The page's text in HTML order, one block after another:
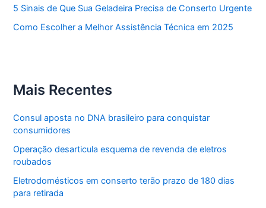
5 Sinais de Que Sua Geladeira Precisa de Conserto Urgente
Como Escolher a Melhor Assistência Técnica em 2025
Mais Recentes
Consul aposta no DNA brasileiro para conquistar
consumidores
Operação desarticula esquema de revenda de eletros
roubados
Eletrodomésticos em conserto terão prazo de 180 dias
para retirada